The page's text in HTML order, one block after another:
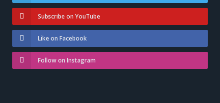
Subscribe on YouTube
Like on Facebook
Follow on Instagram